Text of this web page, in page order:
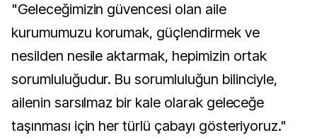
"Geleceğimizin güvencesi olan aile
kurumumuzu korumak, güçlendirmek ve
nesilden nesile aktarmak, hepimizin ortak
sorumluluğudur. Bu sorumluluğun bilinciyle,
ailenin sarsılmaz bir kale olarak geleceğe
taşınması için her türlü çabayı gösteriyoruz."